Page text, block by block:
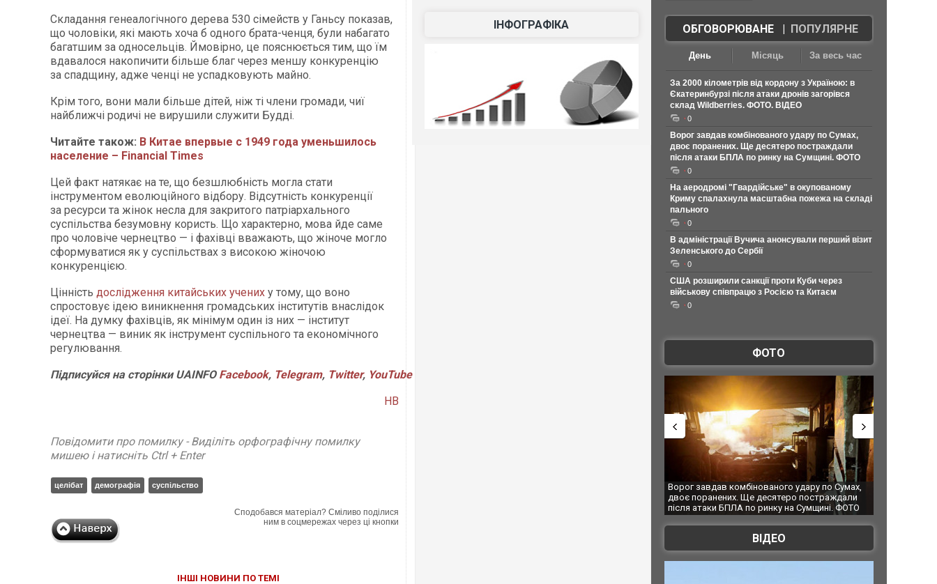
Складання генеалогічного дерева 530 сімейств у Ганьсу показав,
що чоловіки, які мають хоча б одного брата-ченця, були набагато
багатшим за односельців. Ймовірно, це пояснюється тим, що їм
вдавалося накопичити більше благ через меншу конкуренцію
за спадщину, адже ченці не успадковують майно.
Крім того, вони мали більше дітей, ніж ті члени громади, чиї
найближчі родичі не вирушили служити Будді.
Читайте також: В Китае впервые с 1949 года уменьшилось
население – Financial Times
Цей факт натякає на те, що безшлюбність могла стати
інструментом еволюційного відбору. Відсутність конкуренції
за ресурси та жінок несла для закритого патріархального
суспільства безумовну користь. Що характерно, мова йде саме
про чоловіче чернецтво — і фахівці вважають, що жіноче могло
сформуватися як у суспільствах з високою жіночою
конкуренцією.
Цінність дослідження китайських учених у тому, що воно
спростовує ідею виникнення громадських інститутів внаслідок
ідеї. На думку фахівців, як мінімум один із них — інститут
чернецтва — виник як інструмент суспільного та економічного
регулювання.
Підписуйся на сторінки UAINFO Facebook, Telegram, Twitter, YouTube
НВ
Повідомити про помилку - Виділіть орфографічну помилку
мишею і натисніть Ctrl + Enter
целібат демографія суспільство
Сподобався матеріал? Сміливо поділися
ним в соцмережах через ці кнопки
ІНШІ НОВИНИ ПО ТЕМІ
ІНФОГРАФІКА ОБГОВОРЮВАНЕ| ПОПУЛЯРНЕ
День Місяць За весь час
За 2000 кілометрів від кордону з Україною: в
Єкатеринбурзі після атаки дронів загорівся
склад Wildberries. ФОТО. ВІДЕО
0
Ворог завдав комбінованого удару по Сумах,
двоє поранених. Ще десятеро постраждали
після атаки БПЛА по ринку на Сумщині. ФОТО
0
На аеродромі "Гвардійське" в окупованому
Криму спалахнула масштабна пожежа на складі
пального
0
В адміністрації Вучича анонсували перший візит
Зеленського до Сербії
0
США розширили санкції проти Куби через
військову співпрацю з Росією та Китаєм
0
ФОТО
Ворог завдав комбінованого удару по Сумах,
двоє поранених. Ще десятеро постраждали
після атаки БПЛА по ринку на Сумщині. ФОТО
За 2000 кілометрів від кордону з
Єкатеринбурзі після атаки дронів
склад Wildberries. ФОТО. ВІДЕО
ВІДЕО